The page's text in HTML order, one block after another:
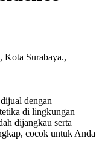
Kota Surabaya.,
dengan
di lingkungan
dijangkau serta
cocok untuk Anda